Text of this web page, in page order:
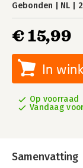
Gebonden NL
€ 15,99
In
Op voorraad
Vandaag
Samenvatting